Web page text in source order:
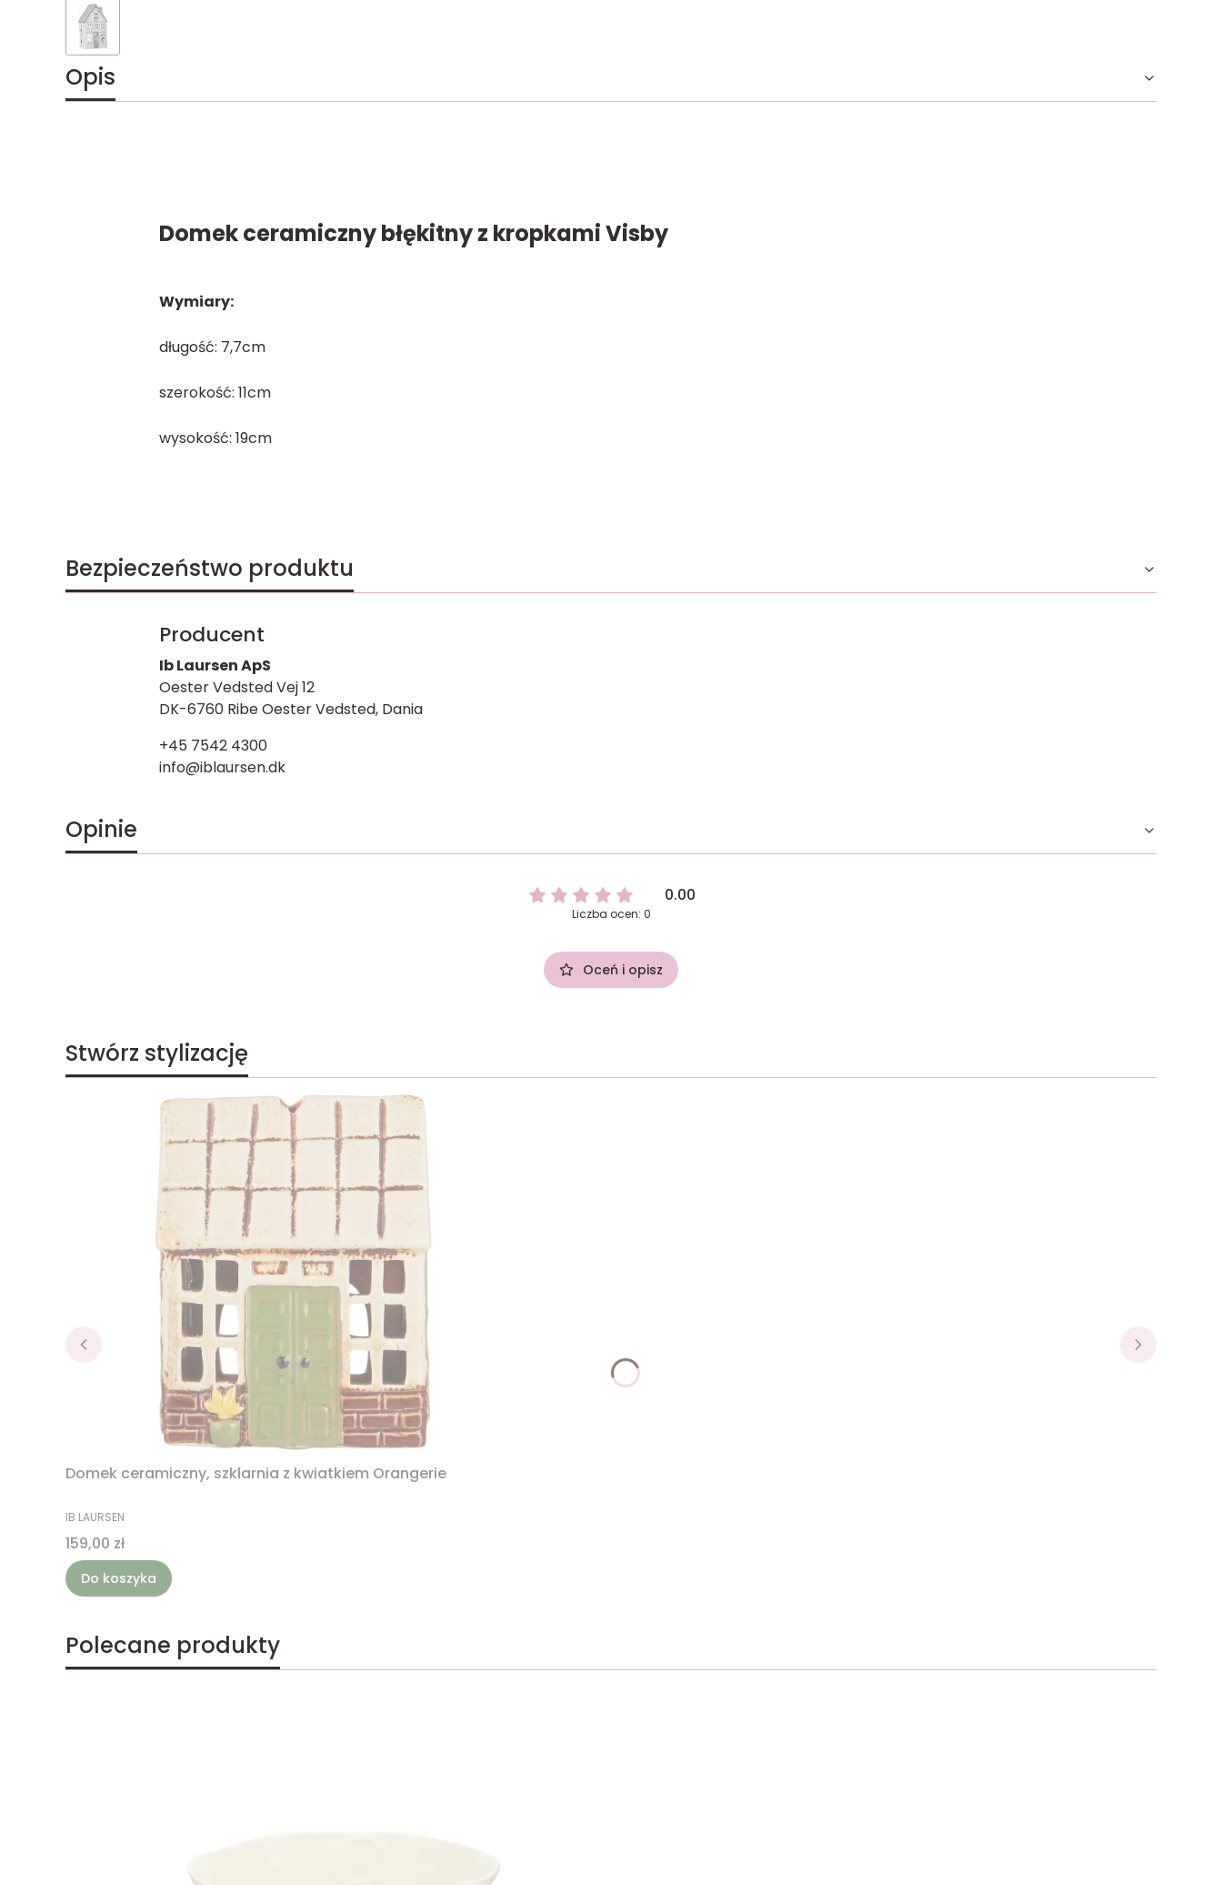
Opis
Domek ceramiczny błękitny z kropkami Visby
Wymiary:
długość: 7,7cm
szerokość: 11cm
wysokość: 19cm
Bezpieczeństwo produktu
Producent
Ib Laursen ApS
Oester Vedsted Vej 12
DK-6760 Ribe Oester Vedsted, Dania
+45 7542 4300
info@iblaursen.dk
Opinie
0.00
Liczba ocen: 0
Oceń i opisz
Stwórz stylizację
Domek ceramiczny, szklarnia z kwiatkiem Orangerie
PRODUCENT
IB LAURSEN
Cena
159,00 zł
Do koszyka
Polecane produkty